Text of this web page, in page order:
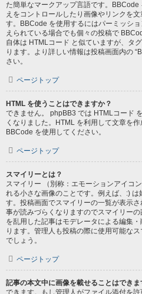
た簡単なマークアップ言語です。
えをコントロールしたり画像やリンクを
す。BBCode を使用するにはパーミッシ
えられている場合でも個々の投稿で
自体は HTMLコード と似ていますが、タ
ります。より詳しい情報は投稿画面内の
さい。
ページトップ
HTML を使うことはできますか？
できません。 phpBB3 では HTMLコード
くなりました。HTML を利用して文章を
BBCode を使用してください。
ページトップ
スマイリーとは？
スマイリー （別称：エモーションアイコ
れる小さな画像のことです。例えば、:)
す。投稿画面でスマイリーの一覧が表示
事が読みづらくなりますのでスマイリー
を乱用した記事はモデレータによる編集
ります。管理人も投稿の際に使用可能な
でしょう。
ページトップ
記事の本文中に画像を載せることはできま
できます。もし管理人がファイル添付を